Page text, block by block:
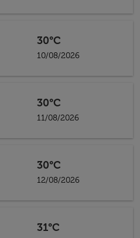
30°C
10/08/2026
30°C
11/08/2026
30°C
12/08/2026
31°C